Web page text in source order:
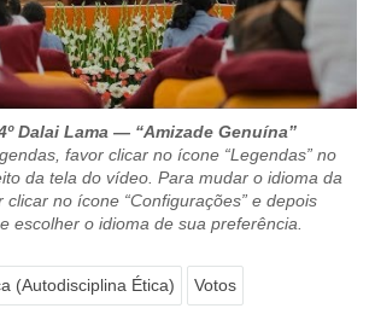
Dalai Lama — “Amizade Genuína”
favor clicar no ícone “Legendas” no
da tela do vídeo. Para mudar o idioma da
clicar no ícone “Configurações” e depois
escolher o idioma de sua preferência.
(Autodisciplina Ética) Votos